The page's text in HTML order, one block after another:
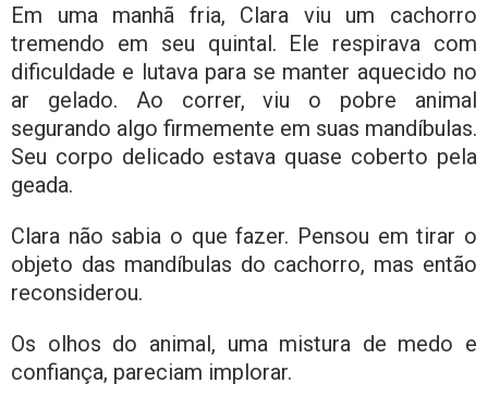
Em uma manhã fria, Clara viu um cachorro
tremendo em seu quintal. Ele respirava com
dificuldade e lutava para se manter aquecido no
ar gelado. Ao correr, viu o pobre animal
segurando algo firmemente em suas mandíbulas.
Seu corpo delicado estava quase coberto pela
geada.
Clara não sabia o que fazer. Pensou em tirar o
objeto das mandíbulas do cachorro, mas então
reconsiderou.
Os olhos do animal, uma mistura de medo e
confiança, pareciam implorar.